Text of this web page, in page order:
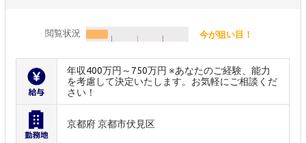
閲覧状況 今が狙い目！
年収400万円～750万円 ※あなたのご経験、能力
を考慮して決定いたします。お気軽にご相談くだ
さい！
京都府 京都市伏見区